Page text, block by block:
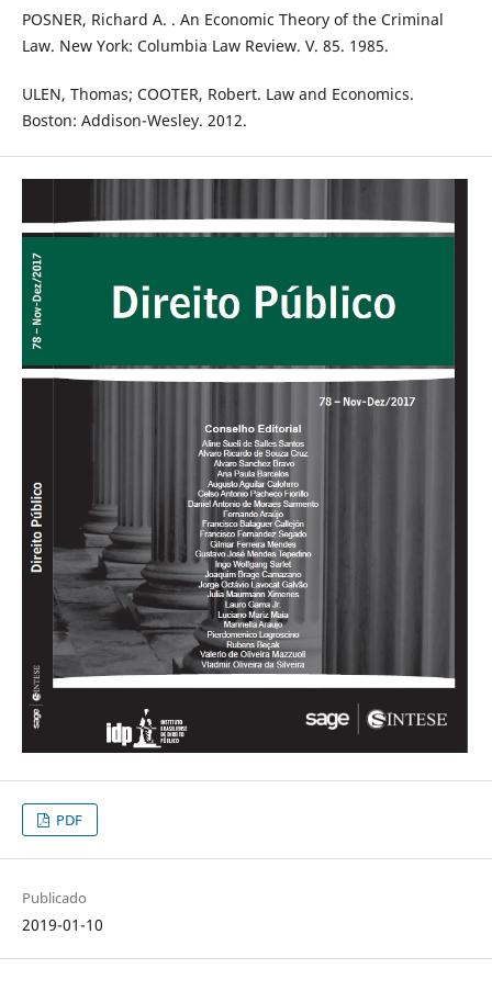
POSNER, Richard A. . An Economic Theory of the Criminal
Law. New York: Columbia Law Review. V. 85. 1985.
ULEN, Thomas; COOTER, Robert. Law and Economics.
Boston: Addison-Wesley. 2012.
PDF
Publicado
2019-01-10